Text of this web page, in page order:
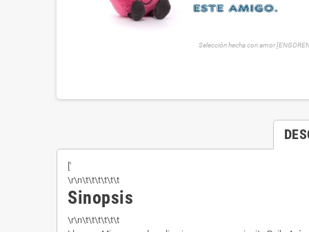
Selección hecha con amor
['
\r\n\t\t\t\t\t\t
Sinopsis
\r\n\t\t\t\t\t\t